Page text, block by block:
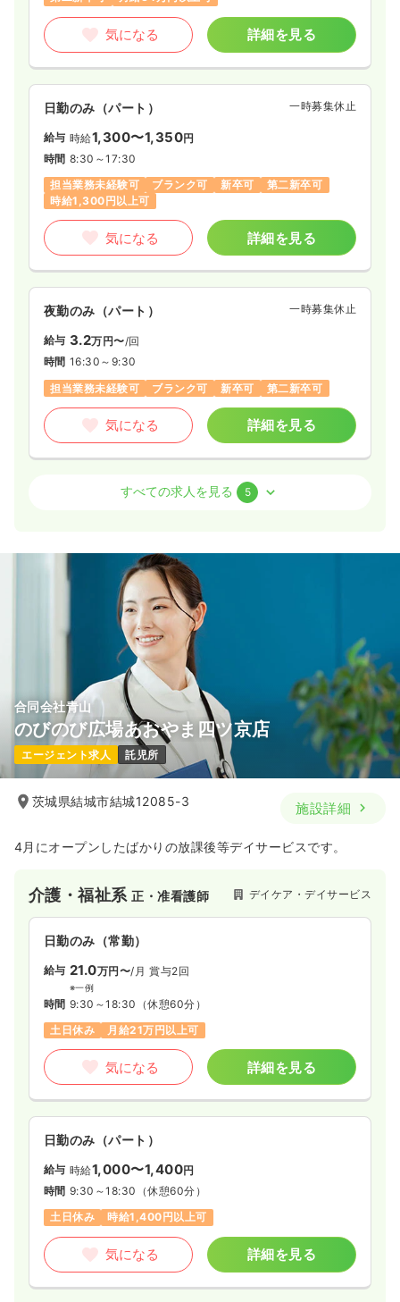
気になる 詳細を見る
日勤のみ（パート） 一時募集休止
給与 時給1,300〜1,350円
時間 8:30～17:30
担当業務未経験可
ブランク可 新卒可
第二新卒可
時給1,300円以上可
気になる 詳細を見る
夜勤のみ（パート） 一時募集休止
給与 3.2万円〜/回
時間 16:30～9:30
担当業務未経験可
ブランク可 新卒可 第二新卒可
気になる 詳細を見る
オペ室(手術室)正・准看護師
/月 賞与2.7ヶ月
※一例
8:30～17:30
担当業務未経験可
第二新卒可
月給31万円以上可
気になる 詳細を見る
日勤のみ（常勤） 一時募集休止
給与 23.6万円〜/月 賞与2.7ヶ月
※一例
時間 8:30～17:30
第二新卒可
月給23万円以上可
気になる 詳細を見る
外来正・准看護師
日勤のみ（常勤）
給与 24.2万円/月 賞与2.7ヶ月
時間
8:30～17:30
4週8休以上
担当業務未経験可 ブランク可
新卒可
第二新卒可
月給27万円以上可
気になる
2交代（常勤）
給与 31.0 賞与2.7ヶ月
※一例
時間 8:30～17:30
すべての求人を見る 5
合同会社青山
のびのび広場あおやま四ツ京店
エージェント求人 託児所
茨城県結城市結城12085-3 施設詳細
4月にオープンしたばかりの放課後等デイサービスです。
介護・福祉系正・准看護師 デイケア・デイサービス
日勤のみ（常勤）
給与 21.0万円〜/月 賞与2回
※一例
時間 9:30～18:30 （休憩60分）
土日休み
月給21万円以上可
気になる 詳細を見る
日勤のみ（パート）
給与 時給1,000〜1,400円
時間 9:30～18:30 （休憩60分）
土日休み
時給1,400円以上可
気になる 詳細を見る